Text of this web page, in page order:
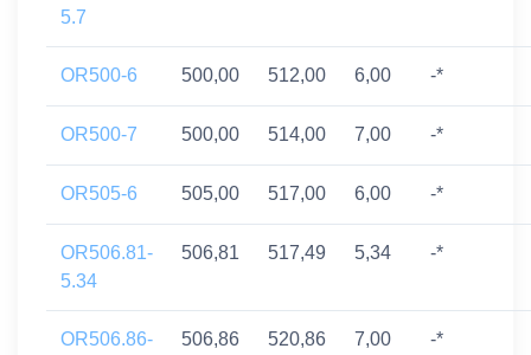
5.7
OR500-6 500,00 512,00 6,00 -*
OR500-7 500,00 514,00 7,00 -*
OR505-6 505,00 517,00 6,00 -*
OR506.81-
5.34
506,81 517,49 5,34 -*
OR506.86-
506,86 520,86 7,00 -*